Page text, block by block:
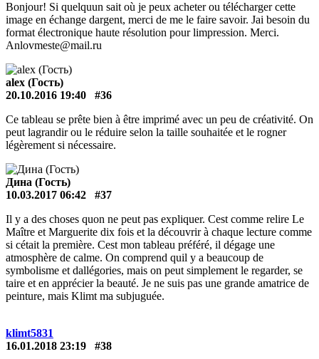
Bonjour! Si quelquun sait où je peux acheter ou télécharger cette
image en échange dargent, merci de me le faire savoir. Jai besoin du
format électronique haute résolution pour limpression. Merci.
Anlovmeste@mail.ru
alex (Гость)
20.10.2016 19:40
#36
Ce tableau se prête bien à être imprimé avec un peu de créativité. On
peut lagrandir ou le réduire selon la taille souhaitée et le rogner
légèrement si nécessaire.
Дина (Гость)
10.03.2017 06:42
#37
Il y a des choses quon ne peut pas expliquer. Cest comme relire Le
Maître et Marguerite dix fois et la découvrir à chaque lecture comme
si cétait la première. Cest mon tableau préféré, il dégage une
atmosphère de calme. On comprend quil y a beaucoup de
symbolisme et dallégories, mais on peut simplement le regarder, se
taire et en apprécier la beauté. Je ne suis pas une grande amatrice de
peinture, mais Klimt ma subjuguée.
klimt5831
16.01.2018 23:19
#38